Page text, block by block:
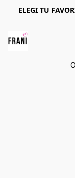
ELEGI T U